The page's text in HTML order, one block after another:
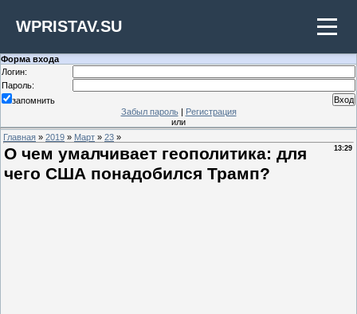
WPRISTAV.SU
Форма входа
Логин:
Пароль:
запомнить
Забыл пароль| Регистрация
или
Главная » 2019 » Март » 23 »
13:29
О чем умалчивает геополитика: для
чего США понадобился Трамп?